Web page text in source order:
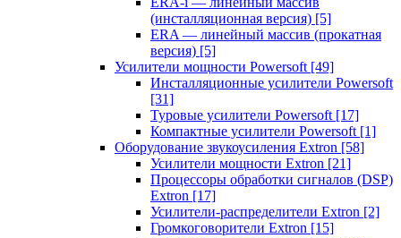
(инсталляционная версия) [5]
ERA — линейный массив (прокатная
версия) [5]
Усилители мощности Powersoft [49]
Инсталляционные усилители Powersoft
[31]
Туровые усилители Powersoft [17]
Компактные усилители Powersoft [1]
Оборудование звукоусиления Extron [58]
Усилители мощности Extron [21]
Процессоры обработки сигналов (DSP)
Extron [17]
Усилители-распределители Extron [2]
Громкоговорители Extron [15]